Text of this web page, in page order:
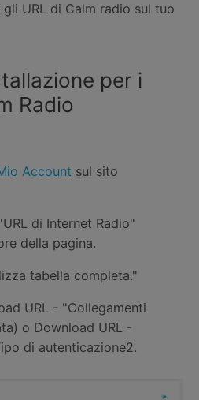
URL di Calm radio sul tuo
per i
Radio
Account sul sito
di Internet Radio"
della pagina.
tabella completa."
URL - "Collegamenti
o Download URL -
di autenticazione2.